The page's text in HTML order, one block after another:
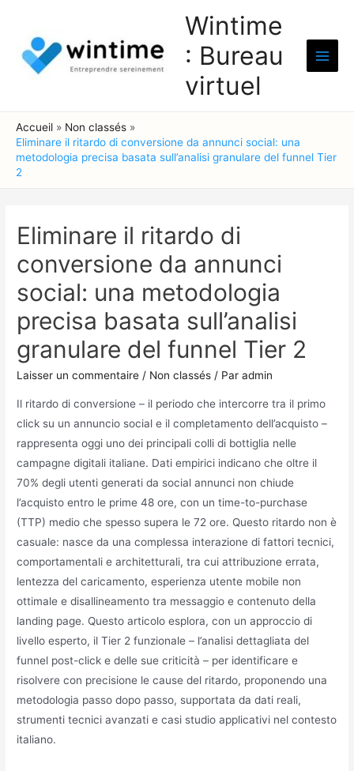
contenu
Wintime
: Bureau
virtuel
Main
Accueil
Non classés
Eliminare il ritardo di conversione da annunci social: una
metodologia precisa basata sull’analisi granulare del funnel Tier
2
Eliminare il ritardo di
conversione da annunci
social: una metodologia
precisa basata sull’analisi
granulare del funnel Tier 2
Laisser un commentaire / Non classés / Paradmin
Il ritardo di conversione – il periodo che intercorre tra il primo
click su un annuncio social e il completamento dell’acquisto –
rappresenta oggi uno dei principali colli di bottiglia nelle
campagne digitali italiane. Dati empirici indicano che oltre il
70% degli utenti generati da social annunci non chiude
l’acquisto entro le prime 48 ore, con un time-to-purchase
(TTP) medio che spesso supera le 72 ore. Questo ritardo non è
casuale: nasce da una complessa interazione di fattori tecnici,
comportamentali e architetturali, tra cui attribuzione errata,
lentezza del caricamento, esperienza utente mobile non
ottimale e disallineamento tra messaggio e contenuto della
landing page. Questo articolo esplora, con un approccio di
livello esperto, il Tier 2 funzionale – l’analisi dettagliata del
funnel post-click e delle sue criticità – per identificare e
risolvere con precisione le cause del ritardo, proponendo una
metodologia passo dopo passo, supportata da dati reali,
strumenti tecnici avanzati e casi studio applicativi nel contesto
italiano.